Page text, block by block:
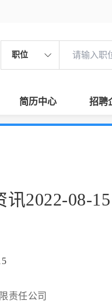
职位
简历中心 招聘
2022-08-15
责任公司